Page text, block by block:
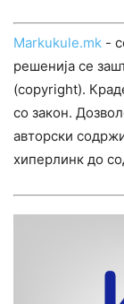
Markukule.mk -
решенија се
(copyright).
со закон.
авторски
хиперлинк до